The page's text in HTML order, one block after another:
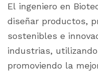
El ingeniero en
diseñar productos,
sostenibles e
industrias,
promoviendo la